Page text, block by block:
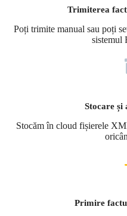
Trimiterea
Poți trimite manual sau poți
sistemul
Stocare
Stocăm în cloud fișierele
Primire